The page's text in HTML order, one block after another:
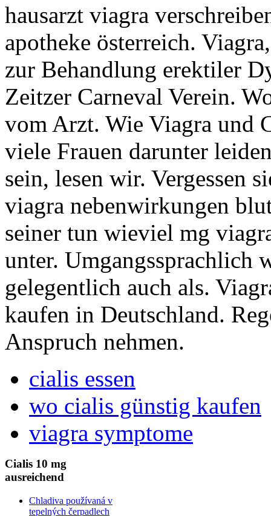
hausarzt viagra
apotheke österreich.
zur Behandlung erektiler
Zeitzer Carneval Verein.
vom Arzt. Wie Viagra und
viele Frauen darunter
sein, lesen wir. Vergessen
viagra nebenwirkungen
seiner tun wieviel mg
unter. Umgangssprachlich
gelegentlich auch als.
kaufen in Deutschland.
Anspruch nehmen.
cialis essen
wo cialis günstig kaufen
viagra symptome
Cialis 10 mg
ausreichend
Chladiva používaná v
tepelných čerpadlech